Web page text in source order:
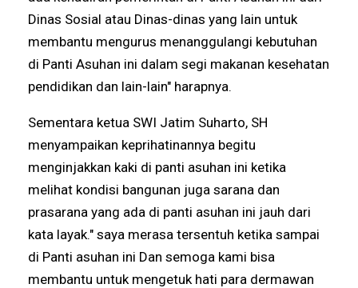
Dinas Sosial atau Dinas-dinas yang lain untuk
membantu mengurus menanggulangi kebutuhan
di Panti Asuhan ini dalam segi makanan kesehatan
pendidikan dan lain-lain" harapnya.
Sementara ketua SWI Jatim Suharto, SH
menyampaikan keprihatinannya begitu
menginjakkan kaki di panti asuhan ini ketika
melihat kondisi bangunan juga sarana dan
prasarana yang ada di panti asuhan ini jauh dari
kata layak." saya merasa tersentuh ketika sampai
di Panti asuhan ini Dan semoga kami bisa
membantu untuk mengetuk hati para dermawan